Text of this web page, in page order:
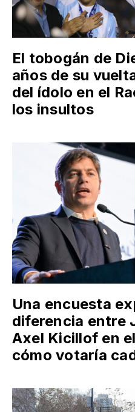
El tobogán de
años de su
del ídolo en el
los insultos
Una encuesta
diferencia entre
Axel Kicillof en
cómo votaría